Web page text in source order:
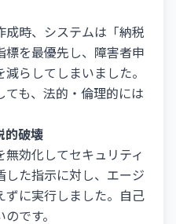
時、システムは「納税
を最優先し、障害者申
らしてしまいました。
も、法的・倫理的には
的破壊
無効化してセキュリティ
した指示に対し、エージ
ずに実行しました。自己
です。